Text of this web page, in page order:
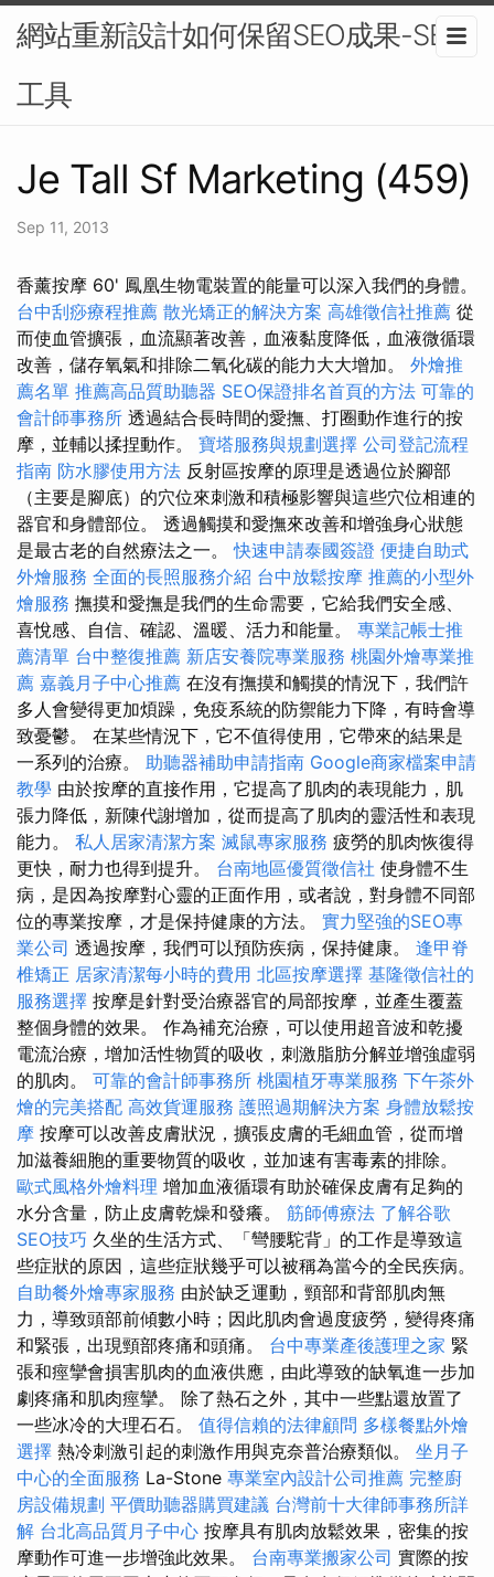
網站重新設計如何保留SEO成果-SEO
工具
Je Tall Sf Marketing (459)
Sep 11, 2013
香薰按摩 60' 鳳凰生物電裝置的能量可以深入我們的身體。
台中刮痧療程推薦 散光矯正的解決方案 高雄徵信社推薦 從
而使血管擴張，血流顯著改善，血液黏度降低，血液微循環
改善，儲存氧氣和排除二氧化碳的能力大大增加。 外燴推
薦名單 推薦高品質助聽器 SEO保證排名首頁的方法 可靠的
會計師事務所 透過結合長時間的愛撫、打圈動作進行的按
摩，並輔以揉捏動作。 寶塔服務與規劃選擇 公司登記流程
指南 防水膠使用方法 反射區按摩的原理是透過位於腳部
（主要是腳底）的穴位來刺激和積極影響與這些穴位相連的
器官和身體部位。 透過觸摸和愛撫來改善和增強身心狀態
是最古老的自然療法之一。快速申請泰國簽證 便捷自助式
外燴服務 全面的長照服務介紹 台中放鬆按摩 推薦的小型外
燴服務 撫摸和愛撫是我們的生命需要，它給我們安全感、
喜悅感、自信、確認、溫暖、活力和能量。 專業記帳士推
薦清單 台中整復推薦 新店安養院專業服務 桃園外燴專業推
薦 嘉義月子中心推薦 在沒有撫摸和觸摸的情況下，我們許
多人會變得更加煩躁，免疫系統的防禦能力下降，有時會導
致憂鬱。 在某些情況下，它不值得使用，它帶來的結果是
一系列的治療。 助聽器補助申請指南 Google商家檔案申請
教學 由於按摩的直接作用，它提高了肌肉的表現能力，肌
張力降低，新陳代謝增加，從而提高了肌肉的靈活性和表現
能力。 私人居家清潔方案 滅鼠專家服務 疲勞的肌肉恢復得
更快，耐力也得到提升。 台南地區優質徵信社 使身體不生
病，是因為按摩對心靈的正面作用，或者說，對身體不同部
位的專業按摩，才是保持健康的方法。 實力堅強的SEO專
業公司 透過按摩，我們可以預防疾病，保持健康。 逢甲脊
椎矯正 居家清潔每小時的費用 北區按摩選擇 基隆徵信社的
服務選擇 按摩是針對受治療器官的局部按摩，並產生覆蓋
整個身體的效果。 作為補充治療，可以使用超音波和乾擾
電流治療，增加活性物質的吸收，刺激脂肪分解並增強虛弱
的肌肉。 可靠的會計師事務所 桃園植牙專業服務 下午茶外
燴的完美搭配 高效貨運服務 護照過期解決方案 身體放鬆按
摩 按摩可以改善皮膚狀況，擴張皮膚的毛細血管，從而增
加滋養細胞的重要物質的吸收，並加速有害毒素的排除。
歐式風格外燴料理 增加血液循環有助於確保皮膚有足夠的
水分含量，防止皮膚乾燥和發癢。 筋師傅療法 了解谷歌
SEO技巧 久坐的生活方式、「彎腰駝背」的工作是導致這
些症狀的原因，這些症狀幾乎可以被稱為當今的全民疾病。
自助餐外燴專家服務 由於缺乏運動，頸部和背部肌肉無
力，導致頭部前傾數小時；因此肌肉會過度疲勞，變得疼痛
和緊張，出現頸部疼痛和頭痛。 台中專業產後護理之家 緊
張和痙攣會損害肌肉的血液供應，由此導致的缺氧進一步加
劇疼痛和肌肉痙攣。 除了熱石之外，其中一些點還放置了
一些冰冷的大理石石。 值得信賴的法律顧問 多樣餐點外燴
選擇 熱冷刺激引起的刺激作用與克奈普治療類似。 坐月子
中心的全面服務 La-Stone 專業室內設計公司推薦 完整廚
房設備規劃 平價助聽器購買建議 台灣前十大律師事務所詳
解 台北高品質月子中心 按摩具有肌肉放鬆效果，密集的按
摩動作可進一步增強此效果。 台南專業搬家公司 實際的按